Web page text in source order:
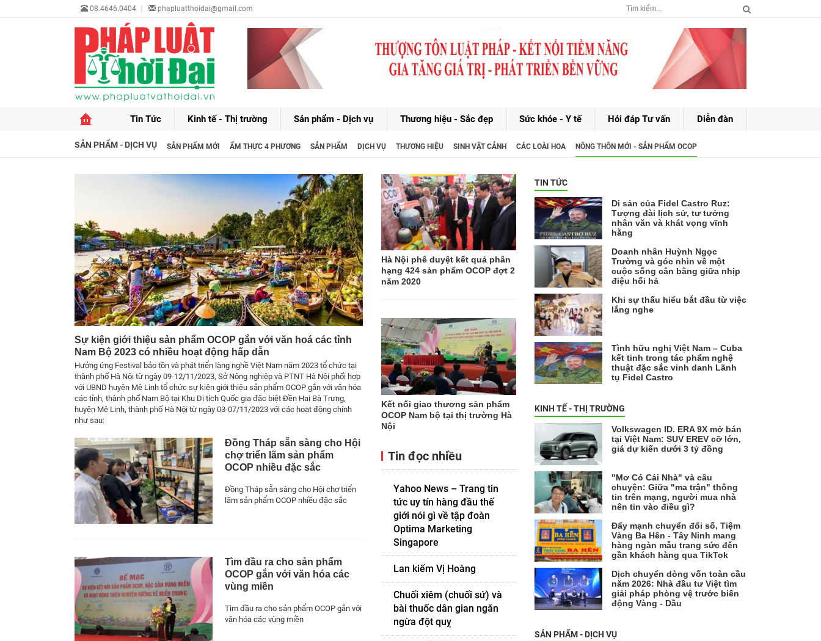
08.4646.0404 phapluatthoidai@gmail.com
Tin Tức Kinh tế - Thị trường Sản phẩm - Dịch vụ Thương hiệu - Sắc đẹp Sức khỏe - Y tế Hỏi đáp Tư vấn Diễn đàn
SẢN PHẨM - DỊCH VỤ SẢN PHẨM MỚI ẨM THỰC 4 PHƯƠNG SẢN PHẨM DỊCH VỤ THƯƠNG HIỆU SINH VẬT CẢNH CÁC LOÀI HOA NÔNG THÔN MỚI - SẢN PHẨM OCOP
Sự kiện giới thiệu sản phẩm OCOP gắn với văn hoá các tỉnh
Nam Bộ 2023 có nhiều hoạt động hấp dẫn
Hưởng ứng Festival bảo tồn và phát triển làng nghề Việt Nam năm 2023 tổ chức tại
thành phố Hà Nội từ ngày 09-12/11/2023, Sở Nông nghiệp và PTNT Hà Nội phối hợp
với UBND huyện Mê Linh tổ chức sự kiện giới thiệu sản phẩm OCOP gắn với văn hóa
các tỉnh, thành phố Nam Bộ tại Khu Di tích Quốc gia đặc biệt Đền Hai Bà Trưng,
huyện Mê Linh, thành phố Hà Nội từ ngày 03-07/11/2023 với các hoạt động chính
như sau:
Hà Nội phê duyệt kết quả phân
hạng 424 sản phẩm OCOP đợt 2
năm 2020
Kết nối giao thương sản phẩm
OCOP Nam bộ tại thị trường Hà
Nội
Đồng Tháp sẵn sàng cho Hội
chợ triển lãm sản phẩm
OCOP nhiều đặc sắc
Đồng Tháp sẵn sàng cho Hội chợ triển
lãm sản phẩm OCOP nhiều đặc sắc
Tìm đầu ra cho sản phẩm
OCOP gắn với văn hóa các
vùng miền
Tìm đầu ra cho sản phẩm OCOP gắn với
văn hóa các vùng miền
Tin đọc nhiều
Yahoo News – Trang tin
tức uy tín hàng đầu thế
giới nói gì về tập đoàn
Optima Marketing
Singapore
Lan kiếm Vị Hoàng
Chuối xiêm (chuối sứ) và
bài thuốc dân gian ngăn
ngừa đột quỵ
TIN TỨC
Di sản của Fidel Castro Ruz:
Tượng đài lịch sử, tư tưởng
nhân văn và khát vọng vĩnh
hằng
Doanh nhân Huỳnh Ngọc
Trường và góc nhìn về một
cuộc sống cân bằng giữa nhịp
điệu hối hả
Khi sự thấu hiểu bắt đầu từ việc
lắng nghe
Tình hữu nghị Việt Nam – Cuba
kết tinh trong tác phẩm nghệ
thuật đặc sắc vinh danh Lãnh
tụ Fidel Castro
KINH TẾ - THỊ TRƯỜNG
Volkswagen ID. ERA 9X mở bán
tại Việt Nam: SUV EREV cỡ lớn,
giá dự kiến dưới 3 tỷ đồng
"Mơ Có Cái Nhà" và câu
chuyện: Giữa "ma trận" thông
tin trên mạng, người mua nhà
nên tin vào điều gì?
Đẩy mạnh chuyển đổi số, Tiệm
Vàng Ba Hên - Tây Ninh mang
hàng ngàn mẫu trang sức đến
gần khách hàng qua TikTok
Dịch chuyển dòng vốn toàn cầu
năm 2026: Nhà đầu tư Việt tìm
giải pháp phòng vệ trước biến
động Vàng - Dầu
SẢN PHẨM - DỊCH VỤ